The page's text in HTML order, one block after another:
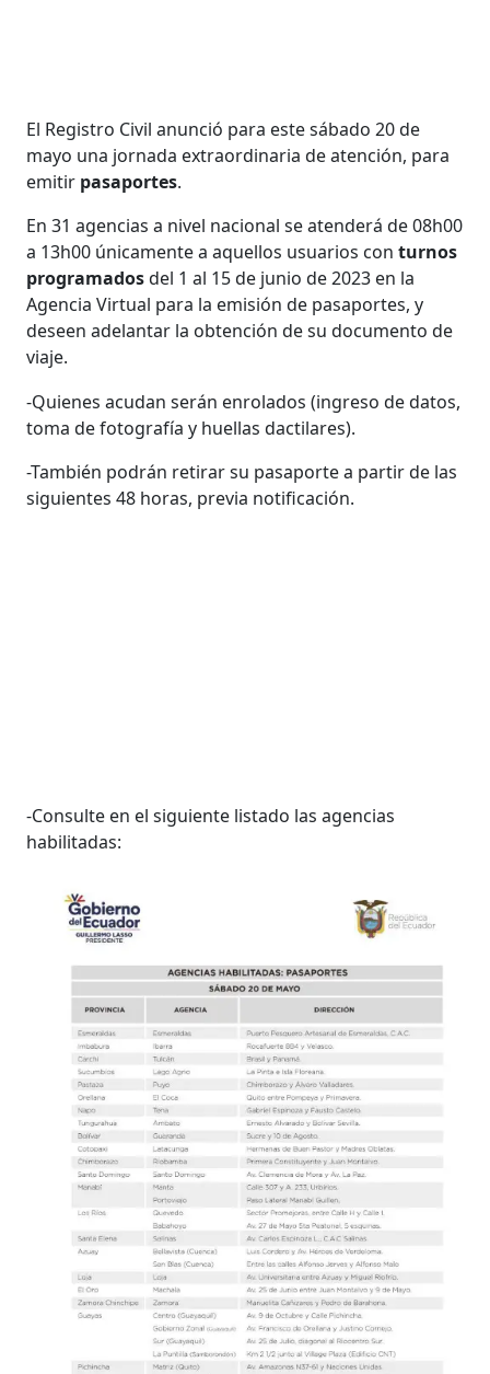
El Registro Civil anunció para este sábado 20 de
mayo una jornada extraordinaria de atención, para
emitir pasaportes.
En 31 agencias a nivel nacional se atenderá de 08h00
a 13h00 únicamente a aquellos usuarios conturnos
programadosdel 1 al 15 de junio de 2023 en la
Agencia Virtual para la emisión de pasaportes, y
deseen adelantar la obtención de su documento de
viaje.
-Quienes acudan serán enrolados (ingreso de datos,
toma de fotografía y huellas dactilares).
-También podrán retirar su pasaporte a partir de las
siguientes 48 horas, previa notificación.
-Consulte en el siguiente listado las agencias
habilitadas: